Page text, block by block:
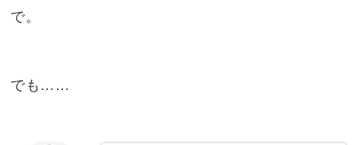
で。
でも……